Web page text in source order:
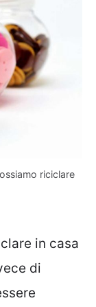
riciclare
in casa
di